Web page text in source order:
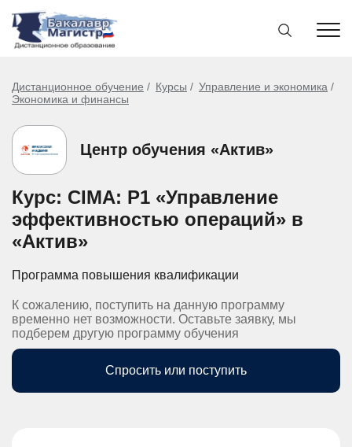
Дистанционное обучение Курсы
Управление и экономика
Экономика и финансы
Центр обучения «Актив»
Курс: CIMA: Р1 «Управление
эффективностью операций» в
«Актив»
Программа повышения квалификации
К сожалению, поступить на данную программу
временно нет возможности. Оставьте заявку, мы
подберем другую программу обучения
Спросить или поступить